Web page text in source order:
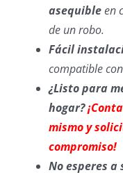
asequibleen
de un robo.
Fácil
compatible
¿Listo para
hogar?
mismo y
compromiso!
No esperes